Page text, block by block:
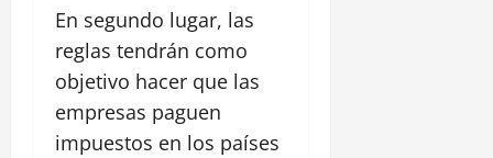
En segundo lugar, las
reglas tendrán como
objetivo hacer que las
empresas paguen
impuestos en los países